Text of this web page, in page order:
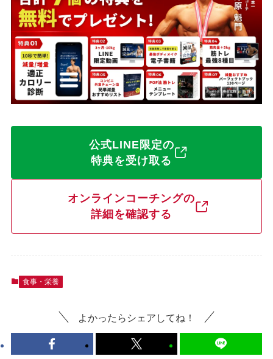
公式LINE限定の
特典を受け取る
オンラインコーチングの
詳細を確認する
食事・栄養
よかったらシェアしてね！